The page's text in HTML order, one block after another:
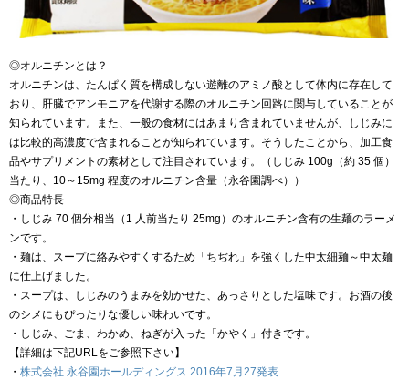
◎オルニチンとは？
オルニチンは、たんぱく質を構成しない遊離のアミノ酸として体内に存在して
おり、肝臓でアンモニアを代謝する際のオルニチン回路に関与していることが
知られています。また、一般の食材にはあまり含まれていませんが、しじみに
は比較的高濃度で含まれることが知られています。そうしたことから、加工食
品やサプリメントの素材として注目されています。（しじみ 100g（約 35 個）
当たり、10～15mg 程度のオルニチン含量（永谷園調べ））
◎商品特長
・しじみ 70 個分相当（1 人前当たり 25mg）のオルニチン含有の生麺のラーメ
ンです。
・麺は、スープに絡みやすくするため「ちぢれ」を強くした中太細麺～中太麺
に仕上げました。
・スープは、しじみのうまみを効かせた、あっさりとした塩味です。お酒の後
のシメにもぴったりな優しい味わいです。
・しじみ、ごま、わかめ、ねぎが入った「かやく」付きです。
【詳細は下記URLをご参照下さい】
・ 株式会社 永谷園ホールディングス 2016年7月27発表